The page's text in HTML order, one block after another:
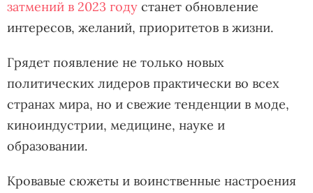
затмений в 2023 году станет обновление
интересов, желаний, приоритетов в жизни.
Грядет появление не только новых
политических лидеров практически во всех
странах мира, но и свежие тенденции в моде,
киноиндустрии, медицине, науке и
образовании.
Кровавые сюжеты и воинственные настроения